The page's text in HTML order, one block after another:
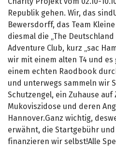
Republik gehen. Wir, das
Bewersdorff, das Team
diesmal die „The
Adventure Club, kurz „sac
wir mit einem alten T4 und
einem echten Raodbook
und unterwegs sammeln wir
Schutzengel, ein Zuhause
Mukoviszidose und deren
Hannover.Ganz wichtig,
erwähnt, die Startgebühr
finanzieren wir selbst!Alle